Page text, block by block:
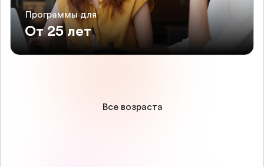
Программы для
От 25 лет
Все возраста